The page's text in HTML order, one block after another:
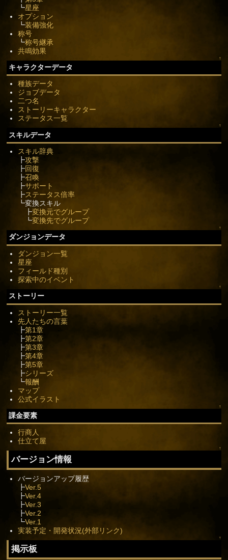
┗星座
オプション
┗装備強化
称号
┗称号継承
共鳴効果
↑
キャラクターデータ
種族データ
ジョブデータ
二つ名
ストーリーキャラクター
ステータス一覧
↑
スキルデータ
スキル辞典
┣攻撃
┣回復
┣召喚
┣サポート
┣ステータス倍率
┗変換スキル
┣変換元でグループ
┗変換先でグループ
↑
ダンジョンデータ
ダンジョン一覧
星座
フィールド種別
探索中のイベント
↑
ストーリー
ストーリー一覧
先人たちの言葉
┣第1章
┣第2章
┣第3章
┣第4章
┣第5章
┣シリーズ
┗報酬
マップ
公式イラスト
↑
課金要素
行商人
仕立て屋
↑
バージョン情報
バージョンアップ履歴
┣Ver.5
┣Ver.4
┣Ver.3
┣Ver.2
┗Ver.1
実装予定・開発状況(外部リンク)
↑
掲示板